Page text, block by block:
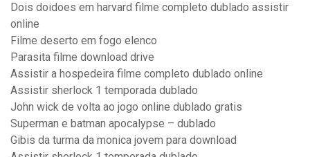
Dois doidoes em harvard filme completo dublado assistir
online
Filme deserto em fogo elenco
Parasita filme download drive
Assistir a hospedeira filme completo dublado online
Assistir sherlock 1 temporada dublado
John wick de volta ao jogo online dublado gratis
Superman e batman apocalypse – dublado
Gibis da turma da monica jovem para download